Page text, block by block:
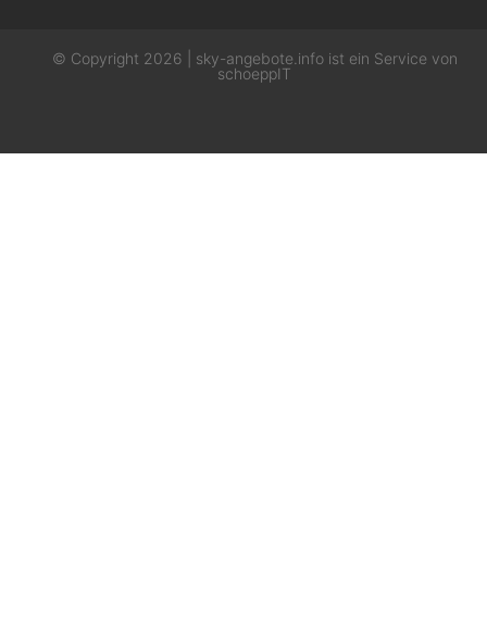
© Copyright 2026 | sky-angebote.info ist ein Service von
schoeppIT